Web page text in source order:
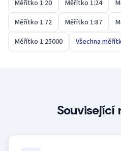
Měřítko 1:20
Měřítko 1:24
Měřítko 1:72
Měřítko 1:87
Měřítko 1:25000
Všechna
Související